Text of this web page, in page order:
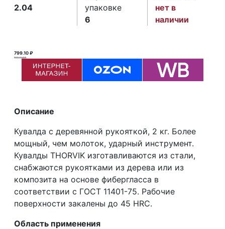
2.04
упаковке
6
нет в
наличии
799.10 ₽
800.00 ₽ ₽
Описание
Кувалда с деревянной рукояткой, 2 кг. Более
мощный, чем молоток, ударный инструмент.
Кувалды THORVIK изготавливаются из стали,
снабжаются рукоятками из дерева или из
композита на основе фибергласса в
соответствии с ГОСТ 11401-75. Рабочие
поверхности закалены до 45 HRC.
Область применения